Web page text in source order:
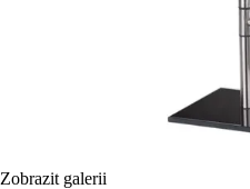
Zobrazit galerii